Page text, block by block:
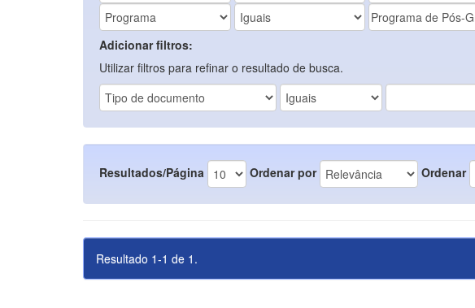
Adicionar filtros:
Utilizar filtros para refinar o resultado de busca.
Resultados/Página Ordenar por Ordenar
Resultado 1-1 de 1.